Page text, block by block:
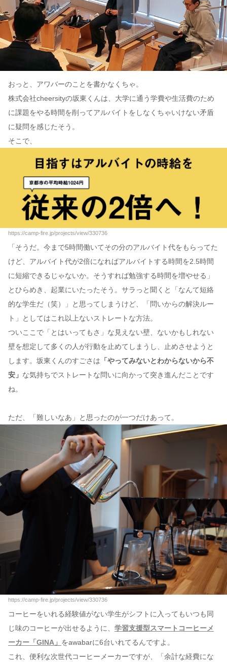
おっと、アワバーのことを書かなくちゃ。
株式会社cheersityの坂東くんは、大学に通う学費や生活費のため
に課題をやる時間を削ってアルバイトをしなくちゃいけない矛盾
に疑問を感じたそう。
そこで、
https://camp-fire.jp/projects/view/330736
「そうだ。今まで5時間働いてその分のアルバイト代をもらってた
けど、アルバイト代が2倍になればアルバイトする時間を2.5時間
に短縮できるじゃないか。そうすれば勉強する時間を増やせる」
とひらめき、起業にいたったそう。サラっと聞くと「なんて短絡
的な学生だ（笑）」と思ってしまうけど、「問いからの解決ルー
ト」としてはこれ以上ないストレートな方法。
ついここで「とはいってもさ」な見えない壁、ないかもしれない
壁を想定して多くの人が行動を止めてしまうし、止めさせようと
します。坂東くんのすごさは 「やってみないとわからないから不
安」 な気持ちでストレートな問いに向かって突き進んだことです
ね。
ただ、「難しいなあ」と思ったのが一つだけあって。
https://camp-fire.jp/projects/view/330736
コーヒーをいれる経験値がない学生がシフトに入ってもいつも同
じ味のコーヒーが出せるように、 学習支援型スマートコーヒーメ
ーカー「GINA」 をawabarに6台いれてるんですよ。
これ、便利な次世代コーヒーメーカーですが、「余計な経費にな